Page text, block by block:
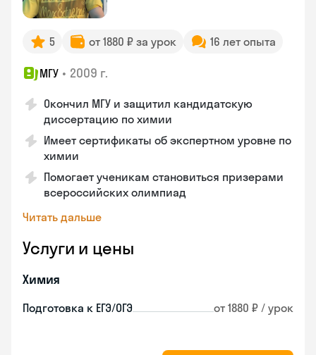
5 от 1880 ₽ за урок 16 лет опыта
МГУ • 2009 г.
Окончил МГУ и защитил кандидатскую
диссертацию по химии
Имеет сертификаты об экспертном уровне по
химии
Помогает ученикам становиться призерами
всероссийских олимпиад
Читать дальше
Услуги и цены
Химия
Подготовка к ЕГЭ/ОГЭ от 1880 ₽ / урок